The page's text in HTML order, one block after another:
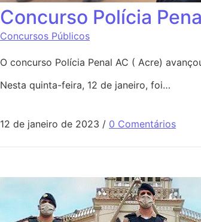
Concurso Polícia
Concursos Públicos
O concurso Polícia Penal AC ( Acre)
Nesta quinta-feira, 12 de janeiro, foi…
12 de janeiro de 2023 / 0 Comentários